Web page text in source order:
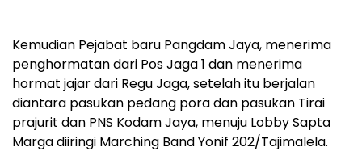
Kemudian Pejabat baru Pangdam Jaya, menerima
penghormatan dari Pos Jaga 1 dan menerima
hormat jajar dari Regu Jaga, setelah itu berjalan
diantara pasukan pedang pora dan pasukan Tirai
prajurit dan PNS Kodam Jaya, menuju Lobby Sapta
Marga diiringi Marching Band Yonif 202/Tajimalela.